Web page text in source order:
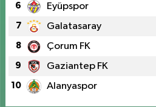
6 Eyüpspor
7 Galatasaray
8 Çorum FK
9 Gaziantep FK
10 Alanyaspor